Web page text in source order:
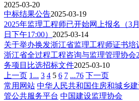
2025-03-20
中标结果公告2025-03-19
2025年监理工程师已开始网上报名（3
日下午17:00） 2025-03-14
关于举办换发浙江省监理工程师证书培
浙江省全过程工程咨询与监理管理协会
务项目比选招标文件2025-03-10
上一页 1... 3 4 5 6 7 ...76 下一页
常用网站 中华人民共和国住房和城乡
管公共服务平台 中国建设监理协会